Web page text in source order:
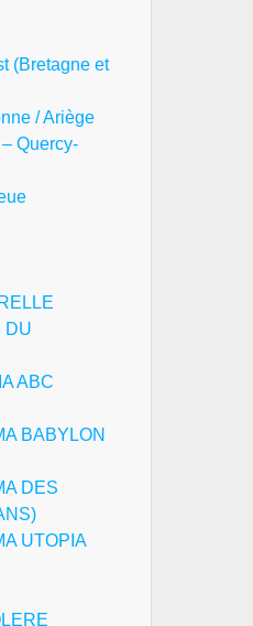
(Bretagne et
/ Ariège
Quercy-
DU
ABC
BABYLON
DES
UTOPIA